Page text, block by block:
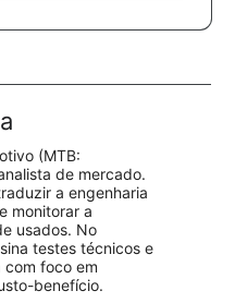
(MTB:
de mercado.
a engenharia
monitorar a
usados. No
testes técnicos e
foco em
benefício.